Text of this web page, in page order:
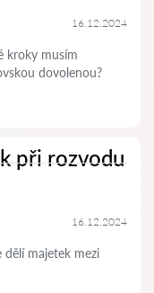
16.12.2024
kroky musím
dovolenou?
při rozvodu
16.12.2024
dělí majetek mezi